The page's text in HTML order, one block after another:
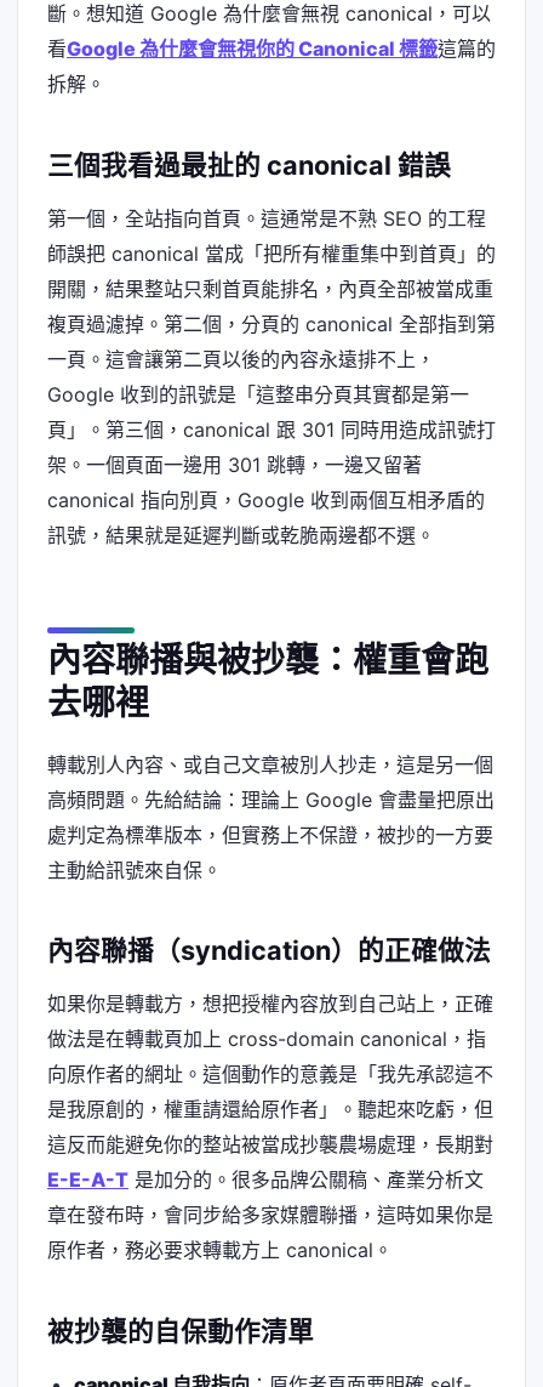
斷。想知道 Google 為什麼會無視 canonical，可以
看Google 為什麼會無視你的 Canonical 標籤這篇的
拆解。
三個我看過最扯的 canonical 錯誤
第一個，全站指向首頁。這通常是不熟 SEO 的工程
師誤把 canonical 當成「把所有權重集中到首頁」的
開關，結果整站只剩首頁能排名，內頁全部被當成重
複頁過濾掉。第二個，分頁的 canonical 全部指到第
一頁。這會讓第二頁以後的內容永遠排不上，
Google 收到的訊號是「這整串分頁其實都是第一
頁」。第三個，canonical 跟 301 同時用造成訊號打
架。一個頁面一邊用 301 跳轉，一邊又留著
canonical 指向別頁，Google 收到兩個互相矛盾的
訊號，結果就是延遲判斷或乾脆兩邊都不選。
內容聯播與被抄襲：權重會跑
去哪裡
轉載別人內容、或自己文章被別人抄走，這是另一個
高頻問題。先給結論：理論上 Google 會盡量把原出
處判定為標準版本，但實務上不保證，被抄的一方要
主動給訊號來自保。
內容聯播（syndication）的正確做法
如果你是轉載方，想把授權內容放到自己站上，正確
做法是在轉載頁加上 cross-domain canonical，指
向原作者的網址。這個動作的意義是「我先承認這不
是我原創的，權重請還給原作者」。聽起來吃虧，但
這反而能避免你的整站被當成抄襲農場處理，長期對
E-E-A-T 是加分的。很多品牌公關稿、產業分析文
章在發布時，會同步給多家媒體聯播，這時如果你是
原作者，務必要求轉載方上 canonical。
被抄襲的自保動作清單